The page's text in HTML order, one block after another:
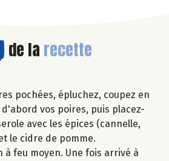
de la recette
pochées, épluchez, coupez en
vos poires, puis placez-
avec les épices (cannelle,
le cidre de pomme.
à feu moyen. Une fois arrivé à